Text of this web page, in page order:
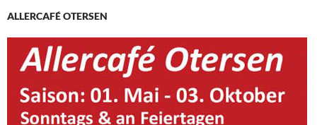
ALLERCAFÉ OTERSEN